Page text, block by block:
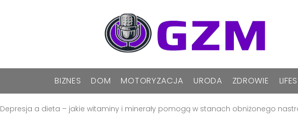
BIZNES DOM MOTORYZACJA URODA ZDROWIE
Depresja a dieta – jakie witaminy i minerały pomogą w stanach obniżonego